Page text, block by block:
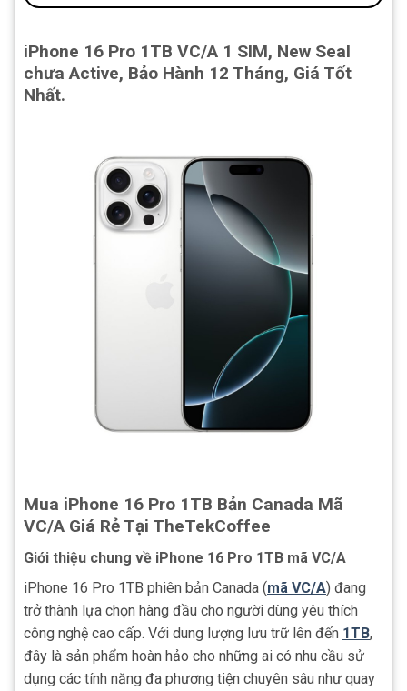
iPhone 16 Pro 1TB VC/A 1 SIM, New Seal
chưa Active, Bảo Hành 12 Tháng, Giá Tốt
Nhất.
Mua iPhone 16 Pro 1TB Bản Canada Mã
VC/A Giá Rẻ Tại TheTekCoffee
Giới thiệu chung về iPhone 16 Pro 1TB mã VC/A
iPhone 16 Pro 1TB phiên bản Canada (mã VC/A) đang
trở thành lựa chọn hàng đầu cho người dùng yêu thích
công nghệ cao cấp. Với dung lượng lưu trữ lên đến 1TB,
đây là sản phẩm hoàn hảo cho những ai có nhu cầu sử
dụng các tính năng đa phương tiện chuyên sâu như quay